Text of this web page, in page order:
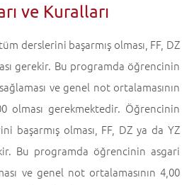
Bölümüve Kuralları
derslerini başarmış olması, FF, DZ
gerekir. Bu programda öğrencinin
ve genel not ortalamasının
olması gerekmektedir. Öğrencinin
başarmış olması, FF, DZ ya da YZ
Bu programda öğrencinin asgari
ve genel not ortalamasının 4,00